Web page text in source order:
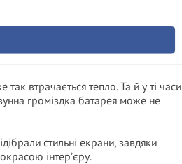
втрачається тепло. Та й у ті часи
громіздка батарея може не
стильні екрани, завдяки
інтер’єру.